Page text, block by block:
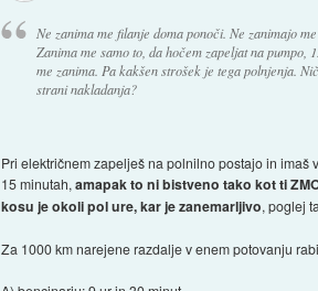
Ne zanima me filanje doma ponoči. Ne zanimajo
Zanima me samo to, da hočem zapeljat na pumpo,
me zanima. Pa kakšen strošek je tega polnjenja.
strani nakladanja?
Pri električnem zapelješ na polnilno postajo in imaš
15 minutah,amapak to ni bistveno tako kot ti
kosu je okoli pol ure, kar je zanemarljivo, poglej
Za 1000 km narejene razdalje v enem potovanju